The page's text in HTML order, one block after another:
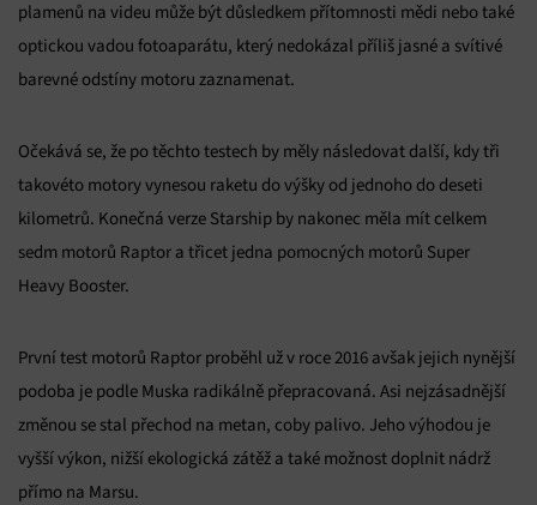
plamenů na videu může být důsledkem přítomnosti mědi nebo také
optickou vadou fotoaparátu, který nedokázal příliš jasné a svítivé
barevné odstíny motoru zaznamenat.
Očekává se, že po těchto testech by měly následovat další, kdy tři
takovéto motory vynesou raketu do výšky od jednoho do deseti
kilometrů. Konečná verze Starship by nakonec měla mít celkem
sedm motorů Raptor a třicet jedna pomocných motorů Super
Heavy Booster.
První test motorů Raptor proběhl už v roce 2016 avšak jejich nynější
podoba je podle Muska radikálně přepracovaná. Asi nejzásadnější
změnou se stal přechod na metan, coby palivo. Jeho výhodou je
vyšší výkon, nižší ekologická zátěž a také možnost doplnit nádrž
přímo na Marsu.